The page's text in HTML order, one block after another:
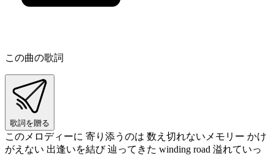
この曲の歌詞
歌詞を贈る
このメロディーに 寄り添うのは 数え切れないメモリー かけ
がえない 出逢いを結び 辿ってきた winding road 溢れていっ